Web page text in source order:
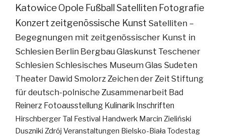
KatowiceOpole FußballSatelliten Fotografie
Konzertzeitgenössische Kunst Satelliten –
Begegnungen mit zeitgenössischer Kunst in
Schlesien Berlin BergbauGlaskunst Teschener
Schlesien Schlesisches MuseumGlas Sudeten
Theater Dawid Smolorz Zeichen der Zeit Stiftung
für deutsch-polnische Zusammenarbeit Bad
Reinerz Fotoausstellung Kulinarik Inschriften
Hirschberger Tal Festival Handwerk Marcin Zieliński
Duszniki Zdrój Veranstaltungen Bielsko-Biała Todestag